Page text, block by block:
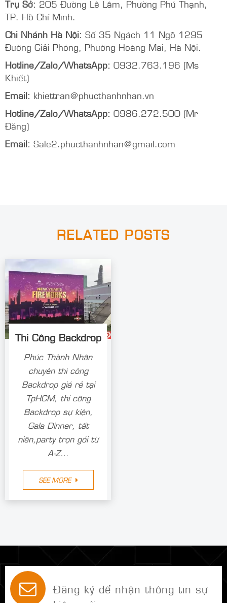
nghiệm những dịch vụ tốt nhất. Vì vậy nếu quý khách đang
tìm kiếm đơn vị cho thuê sân khấu tại TPHCM thì hãy liên hệ
ngay với Phúc Thành Nhân nhé!
CÔNG TY TNHH THƯƠNG MẠI DỊCH VỤ KT PHÚC
THÀNH NHÂN
Trụ Sở:
TP. Hồ Chí Minh.
Chi Nhánh Hà Nội:Số 35 Ngách 11 Ngõ 1295
Đường Giải Phóng, Phường Hoàng Mai, Hà Nội.
Hotline/Zalo/WhatsApp:0932.763.196 (Ms
RELATED POSTS
Thi Công Backdrop
Phúc Thành Nhân
chuyên thi công
TpHCM, thi công